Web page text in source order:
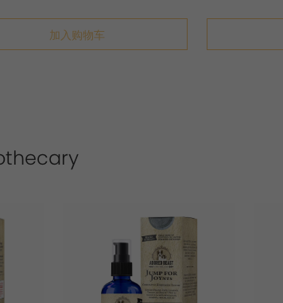
加入购物车